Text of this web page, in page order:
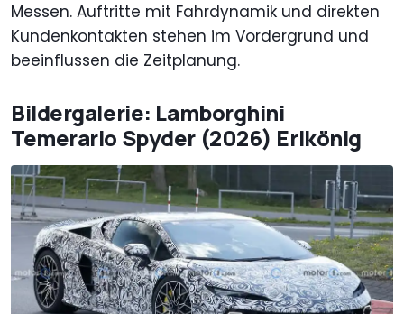
Messen. Auftritte mit Fahrdynamik und direkten
Kundenkontakten stehen im Vordergrund und
beeinflussen die Zeitplanung.
Bildergalerie: Lamborghini
Temerario Spyder (2026) Erlkönig